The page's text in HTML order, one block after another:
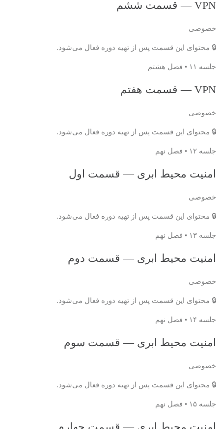
VPN — قسمت ششم
خصوصی
🔒 محتوای این قسمت پس از تهیه دوره فعال می‌شود.
جلسه ۱۱ • فصل هشتم
VPN — قسمت هفتم
خصوصی
🔒 محتوای این قسمت پس از تهیه دوره فعال می‌شود.
جلسه ۱۲ • فصل نهم
امنیت محیط ابری — قسمت اول
خصوصی
🔒 محتوای این قسمت پس از تهیه دوره فعال می‌شود.
جلسه ۱۳ • فصل نهم
امنیت محیط ابری — قسمت دوم
خصوصی
🔒 محتوای این قسمت پس از تهیه دوره فعال می‌شود.
جلسه ۱۴ • فصل نهم
امنیت محیط ابری — قسمت سوم
خصوصی
🔒 محتوای این قسمت پس از تهیه دوره فعال می‌شود.
جلسه ۱۵ • فصل نهم